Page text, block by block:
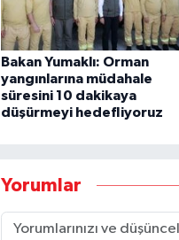
Bakan Yumaklı: Orman
yangınlarına müdahale
süresini 10 dakikaya
düşürmeyi hedefliyoruz
Yorumlar